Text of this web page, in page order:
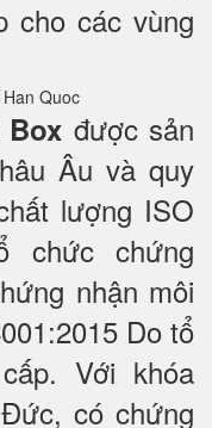
cho các vùng
Box được sản
Âu và quy
lượng ISO
chức chứng
nhận môi
Do tổ
Với khóa
có chứng